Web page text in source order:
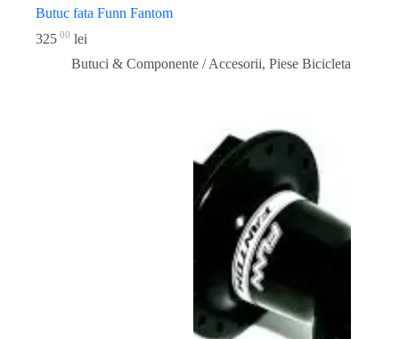
Butuc fata Funn Fantom
325 00 lei
Butuci & Componente / Accesorii, Piese Bicicleta